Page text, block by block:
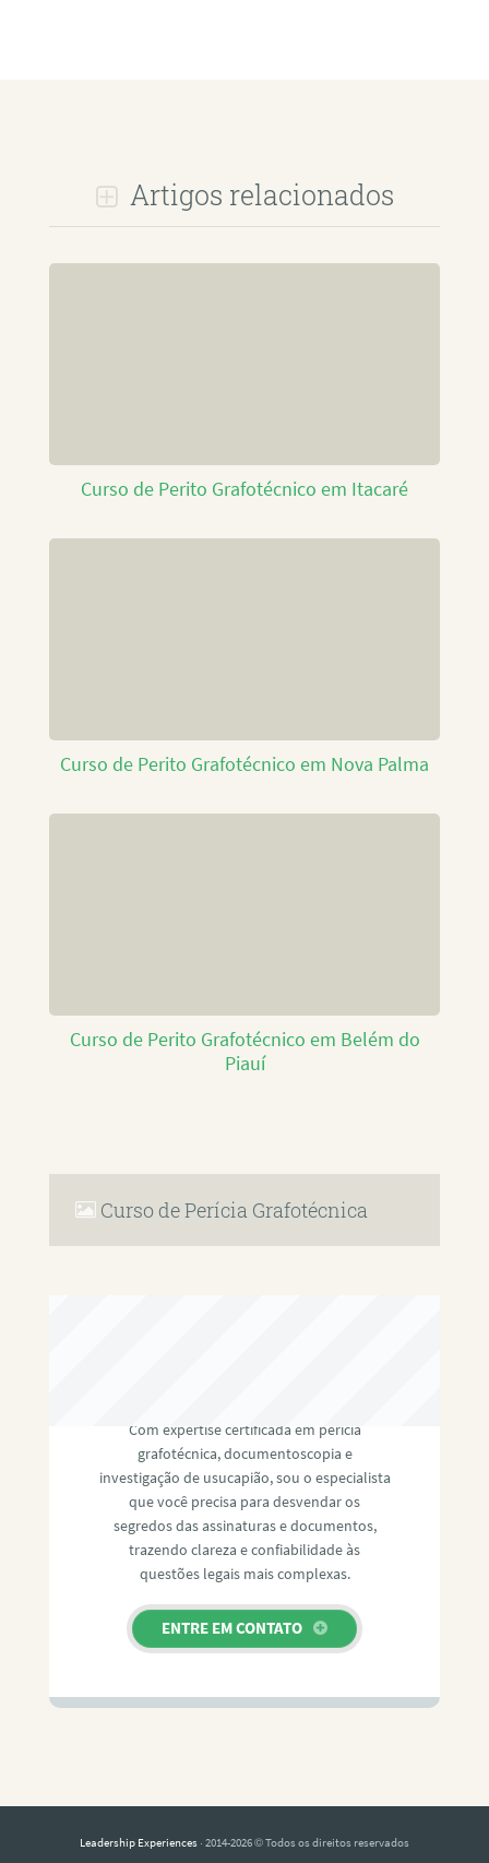
Artigos relacionados
Curso de Perito Grafotécnico em Itacaré
Curso de Perito Grafotécnico em Nova Palma
Curso de Perito Grafotécnico em Belém do
Piauí
Curso de Perícia Grafotécnica
Com expertise certificada em perícia
grafotécnica, documentoscopia e
investigação de usucapião, sou o especialista
que você precisa para desvendar os
segredos das assinaturas e documentos,
trazendo clareza e confiabilidade às
questões legais mais complexas.
ENTRE EM CONTATO
Leadership Experiences · 2014-2026 © Todos os direitos reservados